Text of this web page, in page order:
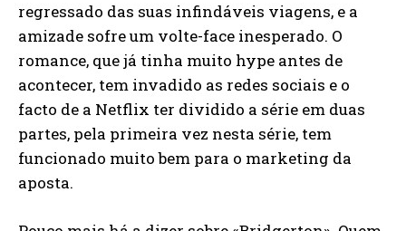
regressado das suas infindáveis viagens, e a
amizade sofre um volte-face inesperado. O
romance, que já tinha muito hype antes de
acontecer, tem invadido as redes sociais e o
facto de a Netflix ter dividido a série em duas
partes, pela primeira vez nesta série, tem
funcionado muito bem para o marketing da
aposta.